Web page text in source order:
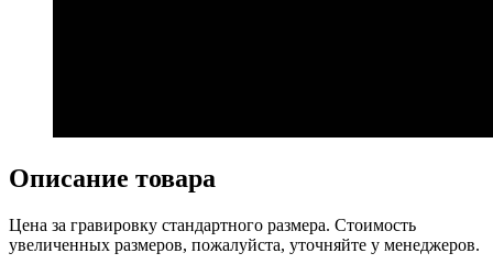
Описание товара
Цена за гравировку стандартного размера. Стоимость
увеличенных размеров, пожалуйста, уточняйте у менеджеров.